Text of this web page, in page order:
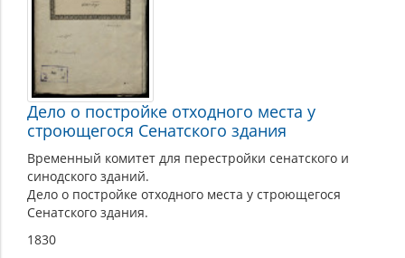
Дело о постройке отходного места у
строющегося Сенатского здания
Временный комитет для перестройки сенатского и
синодского зданий.
Дело о постройке отходного места у строющегося
Сенатского здания.
1830